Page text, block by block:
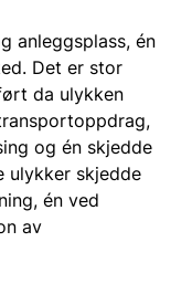
anleggsplass, én
Det er stor
da ulykken
og én skjedde
ulykker skjedde
én ved
av